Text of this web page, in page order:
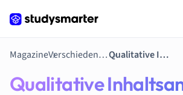
Magazine Verschiedene Themen Qualitative Inhaltsanalyse – Alles, was du wissen musst
Qualitative